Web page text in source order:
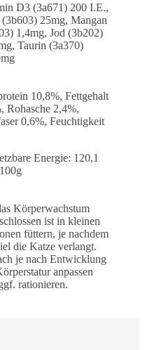
D3 (3a671) 200 I.E.,
25mg, Mangan
1,4mg, Jod (3b202)
Taurin (3a370)
10,8%, Fettgehalt
Rohasche 2,4%,
0,6%, Feuchtigkeit
Energie: 120,1
Körperwachstum
ist in kleinen
füttern, je nachdem
die Katze verlangt.
je nach Entwicklung
anpassen
rationieren.